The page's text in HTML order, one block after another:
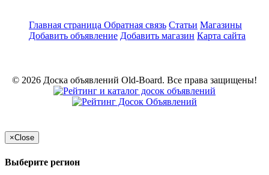
Главная страница Обратная связь Статьи Магазины
Добавить объявление Добавить магазин Карта сайта
© 2026 Доска объявлений Old-Board. Все права защищены!
×Close
Выберите регион